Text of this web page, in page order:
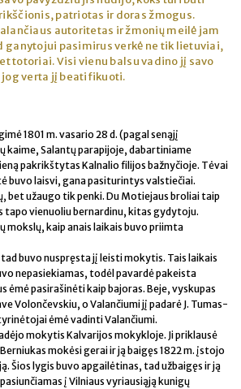
patriotas ir doras žmogus.
autoritetas ir žmonių meilė jam
ganytojui pasimirus verkė ne tik lietuviai,
totoriai. Visi vienu balsu vadino jį savo
jog verta jį beatifikuoti.
1801 m. vasario 28 d. (pagal senąjį
kaime, Salantų parapijoje, dabartiniame
pakrikštytas Kalnalio filijos bažnyčioje. Tėvai
buvo laisvi, gana pasiturintys valstiečiai.
bet užaugo tik penki. Du Motiejaus broliai taip
tapo vienuoliu bernardinu, kitas gydytoju.
mokslų, kaip anais laikais buvo priimta
buvo nuspręsta jį leisti mokytis. Tais laikais
nepasiekiamas, todėl pavardė pakeista
ėmė pasirašinėti kaip bajoras. Beje, vyskupas
Volončevskiu, o Valančiumi jį padarė J. Tumas-
ėmė vadinti Valančiumi.
mokytis Kalvarijos mokykloje. Ji priklausė
mokėsi gerai ir ją baigęs 1822 m. įstojo
Šios lygis buvo apgailėtinas, tad užbaigęs ir ją
į Vilniaus vyriausiąją kunigų